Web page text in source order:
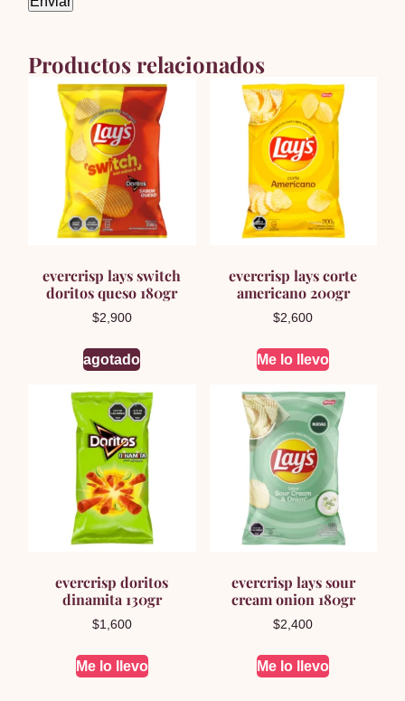
Productos relacionados
evercrisp lays switch
doritos queso 180gr
$2,900
agotado
evercrisp lays corte
americano 200gr
$2,600
Me lo llevo
evercrisp doritos
dinamita 130gr
$1,600
Me lo llevo
evercrisp lays sour
cream onion 180gr
$2,400
Me lo llevo